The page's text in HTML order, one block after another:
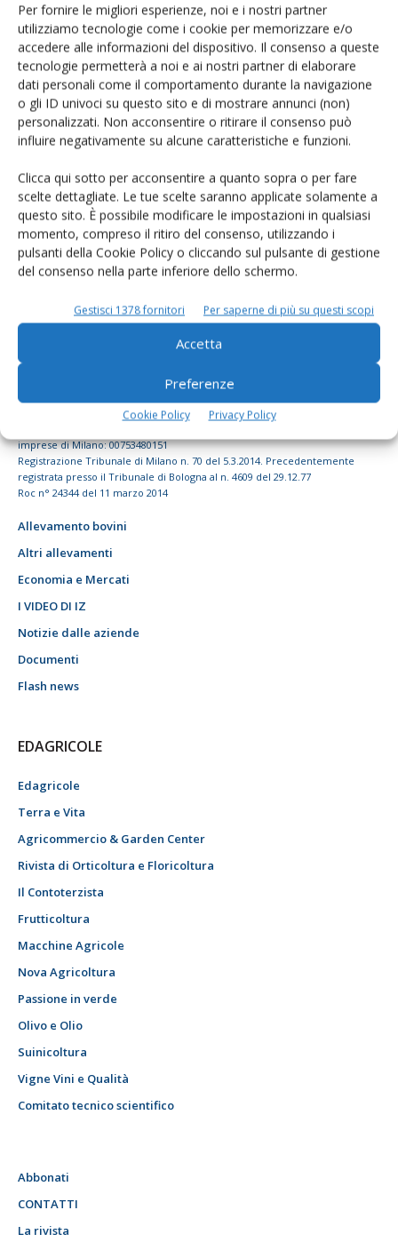
Per fornire le migliori esperienze, noi e i nostri partner
utilizziamo tecnologie come i cookie per memorizzare e/o
accedere alle informazioni del dispositivo. Il consenso a queste
tecnologie permetterà a noi e ai nostri partner di elaborare
dati personali come il comportamento durante la navigazione
o gli ID univoci su questo sito e di mostrare annunci (non)
personalizzati. Non acconsentire o ritirare il consenso può
influire negativamente su alcune caratteristiche e funzioni.
Clicca qui sotto per acconsentire a quanto sopra o per fare
scelte dettagliate. Le tue scelte saranno applicate solamente a
questo sito. È possibile modificare le impostazioni in qualsiasi
momento, compreso il ritiro del consenso, utilizzando i
pulsanti della Cookie Policy o cliccando sul pulsante di gestione
del consenso nella parte inferiore dello schermo.
Gestisci 1378 fornitori Per saperne di più su questi scopi
Accetta
Preferenze
Cookie Policy Privacy Policy
Rimani aggiornato sul mondo
dell’agricoltura
Iscriviti alle nostre newsletter
© Tecniche Nuove Spa. Tutti i diritti riservati. Sede legale Via Eritrea 21 -
imprese di Milano: 00753480151
Registrazione Tribunale di Milano n. 70 del 5.3.2014. Precedentemente
registrata presso il Tribunale di Bologna al n. 4609 del 29.12.77
Roc n° 24344 del 11 marzo 2014
Allevamento bovini
Altri allevamenti
Economia e Mercati
I VIDEO DI IZ
Notizie dalle aziende
Documenti
Flash news
EDAGRICOLE
Edagricole
Terra e Vita
Agricommercio & Garden Center
Rivista di Orticoltura e Floricoltura
Il Contoterzista
Frutticoltura
Macchine Agricole
Nova Agricoltura
Passione in verde
Olivo e Olio
Suinicoltura
Vigne Vini e Qualità
Comitato tecnico scientifico
Abbonati
CONTATTI
La rivista